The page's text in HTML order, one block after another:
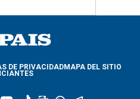
DE PRIVACIDADMAPA DEL SITIO